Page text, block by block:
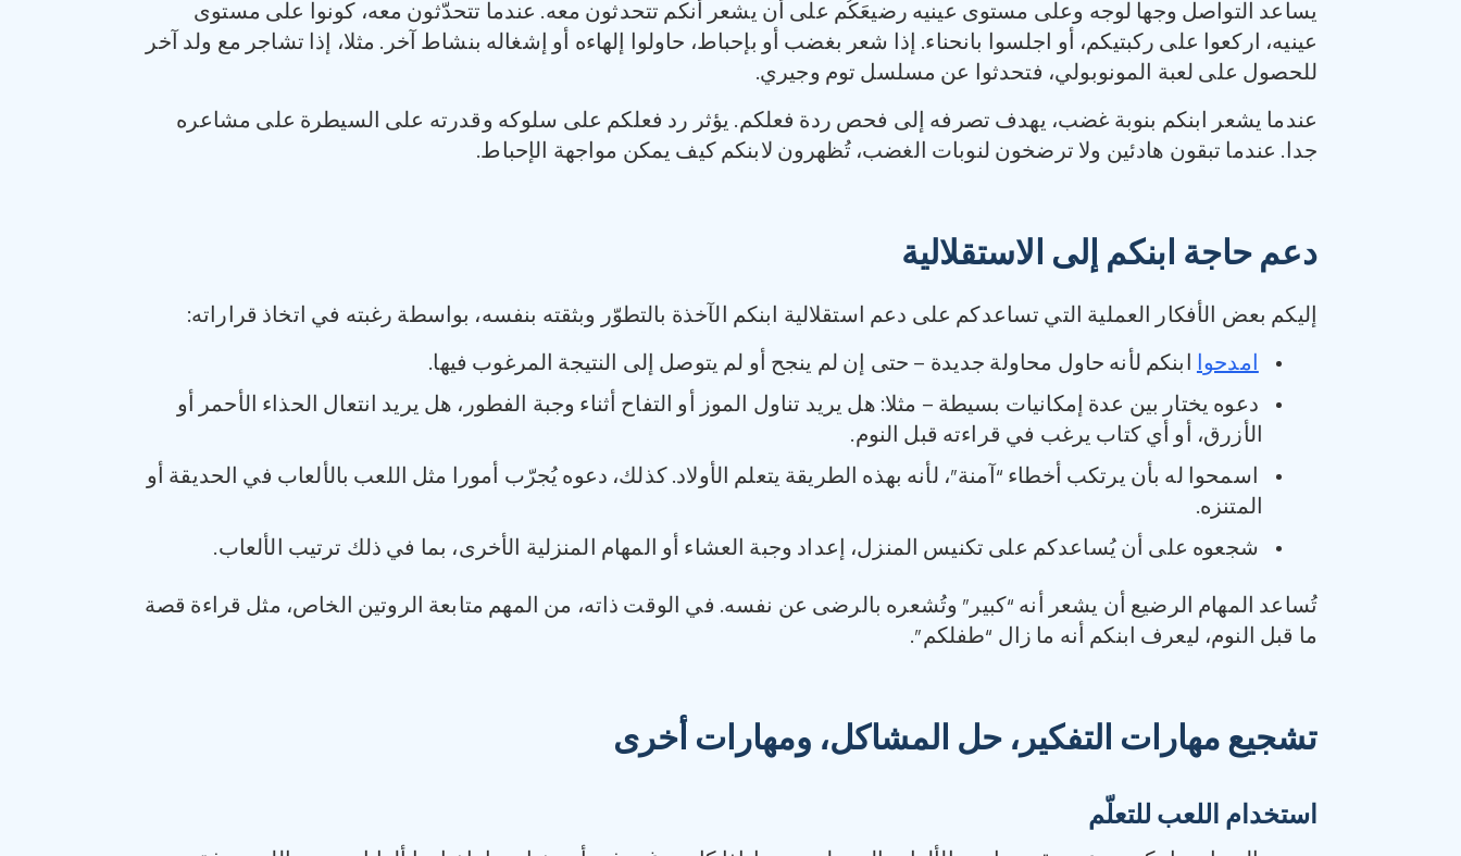
يساعد التواصل وجها لوجه وعلى مستوى عينيه رضيعَكُم على أن يشعر أنكم تتحدثون معه. عندما تتحدّثون معه، كونوا على مستوى
عينيه، اركعوا على ركبتيكم، أو اجلسوا بانحناء. إذا شعر بغضب أو بإحباط، حاولوا إلهاءه أو إشغاله بنشاط آخر. مثلا، إذا تشاجر مع ولد آخر
للحصول على لعبة المونوبولي، فتحدثوا عن مسلسل توم وجيري.
عندما يشعر ابنكم بنوبة غضب، يهدف تصرفه إلى فحص ردة فعلكم. يؤثر رد فعلكم على سلوكه وقدرته على السيطرة على مشاعره
جدا. عندما تبقون هادئين ولا ترضخون لنوبات الغضب، تُظهرون لابنكم كيف يمكن مواجهة الإحباط.
دعم حاجة ابنكم إلى الاستقلالية
إليكم بعض الأفكار العملية التي تساعدكم على دعم استقلالية ابنكم الآخذة بالتطوّر وبثقته بنفسه، بواسطة رغبته في اتخاذ قراراته:
امدحوا ابنكم لأنه حاول محاولة جديدة – حتى إن لم ينجح أو لم يتوصل إلى النتيجة المرغوب فيها.
دعوه يختار بين عدة إمكانيات بسيطة – مثلا: هل يريد تناول الموز أو التفاح أثناء وجبة الفطور، هل يريد انتعال الحذاء الأحمر أو
الأزرق، أو أي كتاب يرغب في قراءته قبل النوم.
اسمحوا له بأن يرتكب أخطاء “آمنة”، لأنه بهذه الطريقة يتعلم الأولاد. كذلك، دعوه يُجرّب أمورا مثل اللعب بالألعاب في الحديقة أو
المتنزه.
شجعوه على أن يُساعدكم على تكنيس المنزل، إعداد وجبة العشاء أو المهام المنزلية الأخرى، بما في ذلك ترتيب الألعاب.
تُساعد المهام الرضيع أن يشعر أنه “كبير” وتُشعره بالرضى عن نفسه. في الوقت ذاته، من المهم متابعة الروتين الخاص، مثل قراءة قصة
ما قبل النوم، ليعرف ابنكم أنه ما زال “طفلكم”.
تشجيع مهارات التفكير، حل المشاكل، ومهارات أخرى
استخدام اللعب للتعلّم